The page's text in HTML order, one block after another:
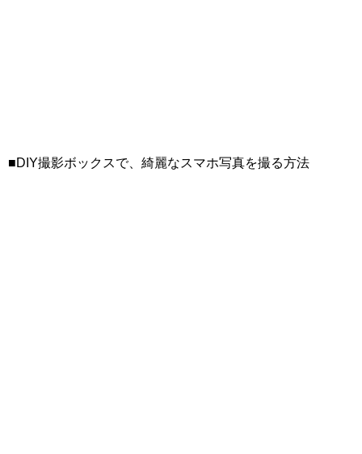
■DIY撮影ボックスで、綺麗なスマホ写真を撮る方法